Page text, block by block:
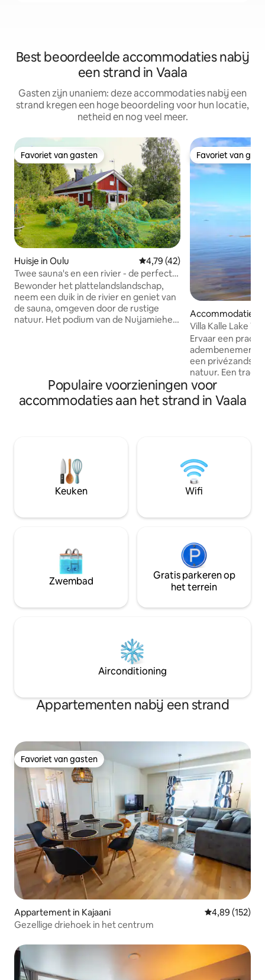
Best beoordeelde accommodaties nabij
een strand in Vaala
Gasten zijn unaniem: deze accommodaties nabij een
strand kregen een hoge beoordeling voor hun locatie,
netheid en nog veel meer.
Favoriet van gasten
Favoriet van gasten
Huisje in Oulu Gemiddelde beoordeling van
4,79 (42)
Twee sauna's en een rivier - de perfecte
ontsnapping naar het platteland
Bewonder het plattelandslandschap,
neem een duik in de rivier en geniet van
de sauna, omgeven door de rustige
natuur. Het podium van de Nuijamiehet
de oever ligt een roeiboot. Het huisje ligt
op 18 km van Ylikiiminki en op 54 km van
Favoriet van
Favoriet van
Accommodatie in
Villa Kalle Lake
Ervaar een
adembenemend
een
natuur. Een
een open haard,
sauna en
garanderen
bessen te
plukken. Je kunt
strand bereiden
gasgrill, of door
eindschoonmaak
Populaire voorzieningen voor
accommodaties aan het strand in Vaala
Keuken Wifi
Zwembad
Gratis parkeren op
het terrein
Airconditioning
Appartementen nabij een strand
Favoriet van gasten
Favoriet van gasten
Appartement in Kajaani Gemiddelde
4,89 (152)
Gezellige driehoek in het centrum